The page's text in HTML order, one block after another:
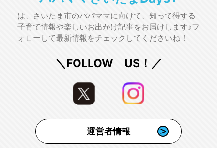
は、さいたま市のパパママに向けて、知って得する
子育て情報や楽しいお出かけ記事をお届けします♪フ
ォローして最新情報をチェックしてくださいね！
＼FOLLOW US！／
運営者情報